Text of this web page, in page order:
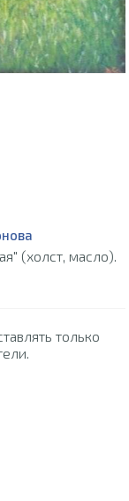
(холст, масло).
только